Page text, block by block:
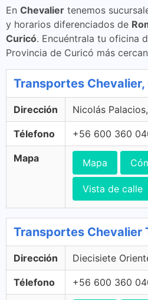
En Chevalier tenemos
y horarios diferenciados de
Curicó. Encuéntrala tu oficina
Provincia de Curicó más
Transportes Chevalier,
Dirección Nicolás
Télefono +56 600 360
Mapa Mapa
Vista de calle
Transportes Chevalier
Dirección Diecisiete
Télefono +56 600 360